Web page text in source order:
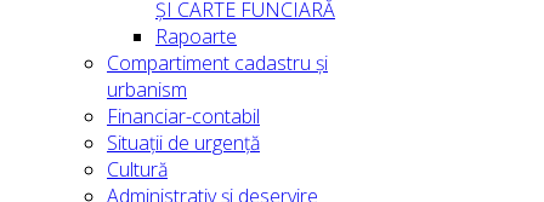
ȘI CARTE FUNCIARĂ
Rapoarte
Compartiment cadastru și
urbanism
Financiar-contabil
Situații de urgență
Cultură
Administrativ și deservire